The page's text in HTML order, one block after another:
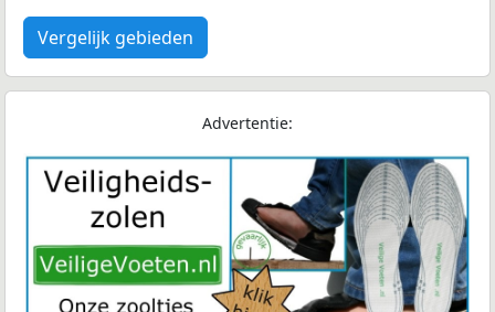
Vergelijk gebieden
Advertentie: